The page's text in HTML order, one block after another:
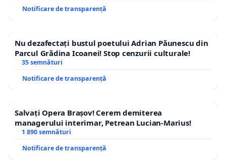
Notificare de transparență
Nu dezafectați bustul poetului Adrian Păunescu din
Parcul Grădina Icoanei! Stop cenzurii culturale!
35 semnături
Notificare de transparență
Salvați Opera Brașov! Cerem demiterea
managerului interimar, Petrean Lucian-Marius!
1 890 semnături
Notificare de transparență